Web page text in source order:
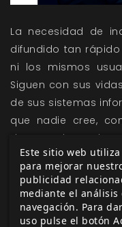
La necesidad de
difundido tan
ni los mismos
Siguen con sus
de sus sistemas
que nadie cree,
despertado en el
que nunca, es
Como programa,
su consigna. Ya lo
Este sitio web
para mejorar
publicidad
mediante el
navegación. Para
uso pulse el botón